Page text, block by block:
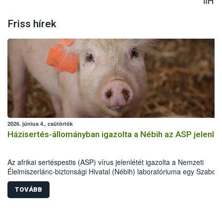
Friss hírek
2026. június 4., csütörtök
Házisertés-állományban igazolta a Nébih az ASP
Az afrikai sertéspestis (ASP) vírus jelenlétét igazolta a Nemzeti
Élelmiszerlánc-biztonsági Hivatal (Nébih) laboratóriuma egy
Szatmár-Bereg vármegyei házisertés-állományban. Az országos
főállatorvos azonnali hatósági intézkedéseket rendelt el a betegség
további terjedésének megakadályozása érdekében. Az eset kiemelt
TOVÁBB